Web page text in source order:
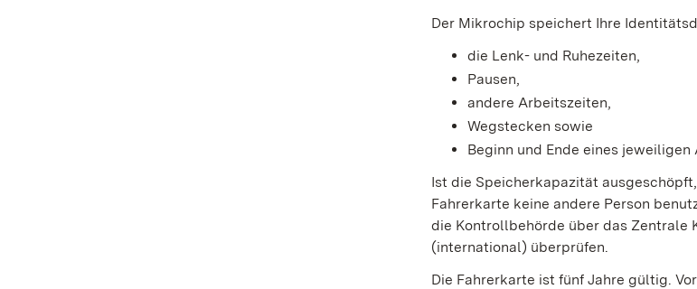
Der Mikrochip speichert Ihre
die Lenk- und Ruhezeiten,
Pausen,
andere Arbeitszeiten,
Wegstecken sowie
Beginn und Ende eines
Ist die Speicherkapazität
Fahrerkarte keine andere Person
die Kontrollbehörde über das Zentrale
(international) überprüfen.
Die Fahrerkarte ist fünf Jahre gültig.